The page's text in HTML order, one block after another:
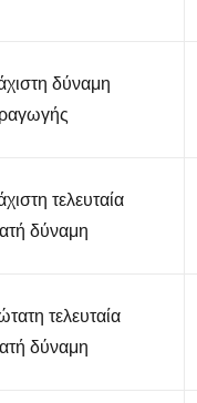
δύναμη
τελευταία
δύναμη
τελευταία
δύναμη